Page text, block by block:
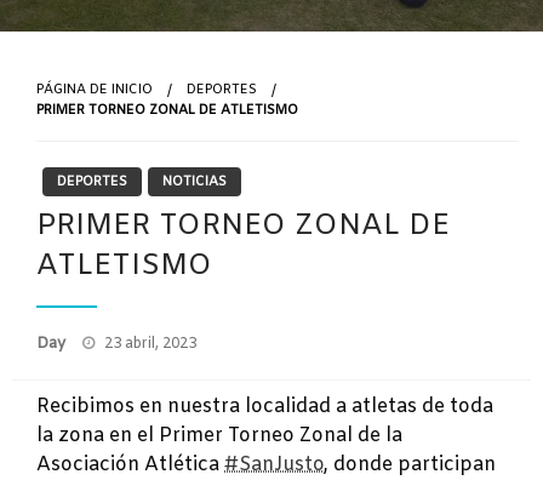
PÁGINA DE INICIO
DEPORTES
PRIMER TORNEO ZONAL DE ATLETISMO
DEPORTES NOTICIAS
PRIMER TORNEO ZONAL DE
ATLETISMO
Day
Publicado
23 abril, 2023
Recibimos en nuestra localidad a atletas de toda
la zona en el Primer Torneo Zonal de la
Asociación Atlética#SanJusto, donde participan